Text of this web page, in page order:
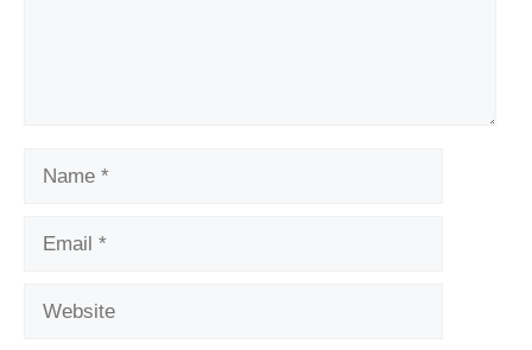
Name
Email
Website